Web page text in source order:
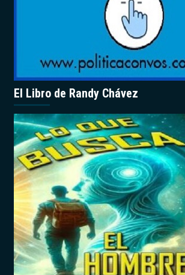
El Libro de Randy Chávez